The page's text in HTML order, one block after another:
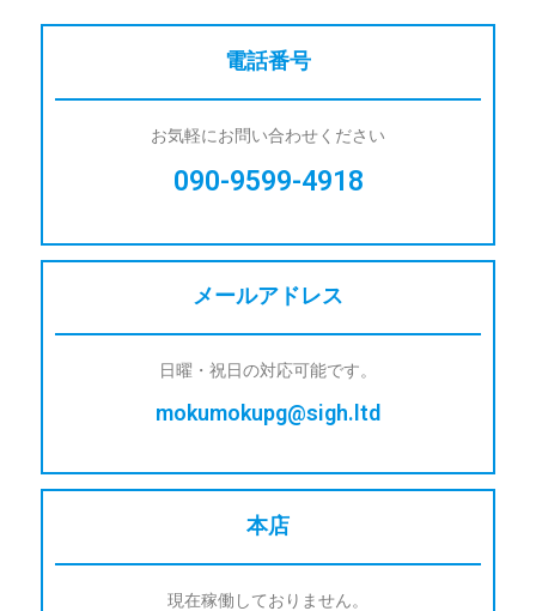
電話番号
お気軽にお問い合わせください
090-9599-4918
メールアドレス
日曜・祝日の対応可能です。
mokumokupg@sigh.ltd
本店
現在稼働しておりません。